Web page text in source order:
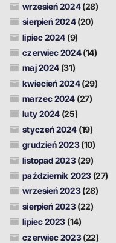
wrzesień 2024(28)
sierpień 2024(20)
lipiec 2024 (9)
czerwiec 2024(14)
maj 2024 (31)
kwiecień 2024(29)
marzec 2024 (27)
luty 2024 (25)
styczeń 2024 (19)
grudzień 2023(10)
listopad 2023(29)
październik 2023(27)
wrzesień 2023(28)
sierpień 2023(22)
lipiec 2023 (14)
czerwiec 2023(22)